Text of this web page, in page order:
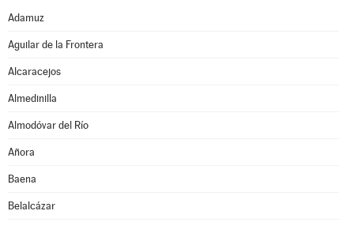
Adamuz
Aguilar de la Frontera
Alcaracejos
Almedinilla
Almodóvar del Río
Añora
Baena
Belalcázar